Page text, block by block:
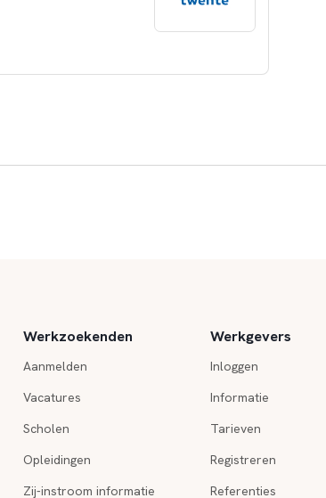
Werkzoekenden
Aanmelden
Vacatures
Scholen
Opleidingen
Zij-instroom informatie
Werkgevers
Inloggen
Informatie
Tarieven
Registreren
Referenties